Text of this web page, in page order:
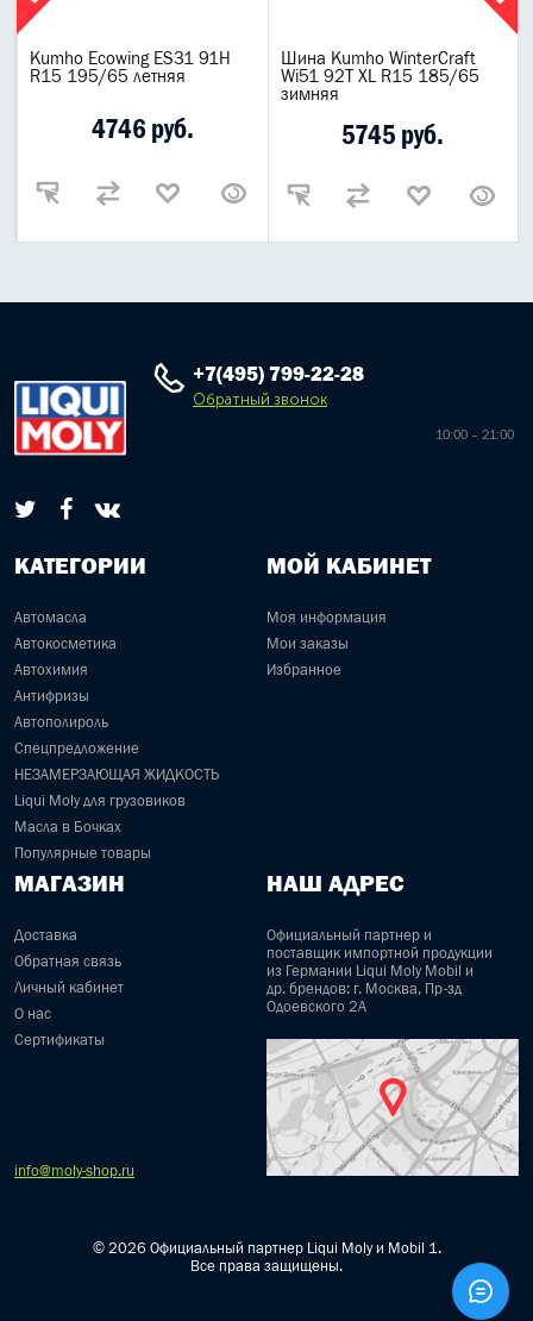
Kumho Ecowing ES31 91H
R15 195/65 летняя
4746 руб.
Шина Kumho WinterCraft
Wi51 92T XL R15 185/65
зимняя
5745 руб.
+7(495) 799-22-28
Обратный звонок
10:00 – 21:00
КАТЕГОРИИ
Автомасла
Автокосметика
Автохимия
Антифризы
Автополироль
Спецпредложение
НЕЗАМЕРЗАЮЩАЯ ЖИДКОСТЬ
Liqui Moly для грузовиков
Масла в Бочках
Популярные товары
МОЙ КАБИНЕТ
Моя информация
Мои заказы
Избранное
МАГАЗИН
Доставка
Обратная связь
Личный кабинет
О нас
Сертификаты
НАШ АДРЕС
Официальный партнер и
поставщик импортной продукции
из Германии Liqui Moly Mobil и
др. брендов: г. Москва, Пр-зд
Одоевского 2А
info@moly-shop.ru
© 2026 Официальный партнер Liqui Moly и Mobil 1.
Все права защищены.